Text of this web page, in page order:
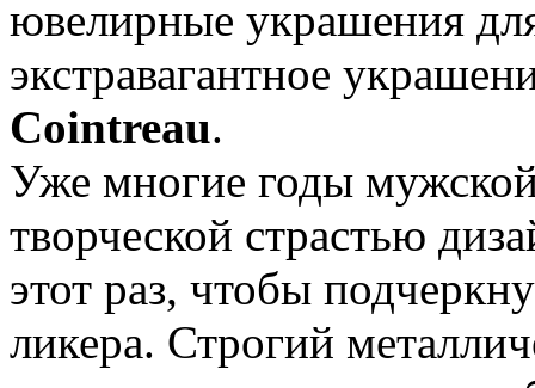
ювелирные украшения
экстравагантное
Cointreau.
Уже многие годы мужской
творческой страстью
этот раз, чтобы
ликера. Строгий